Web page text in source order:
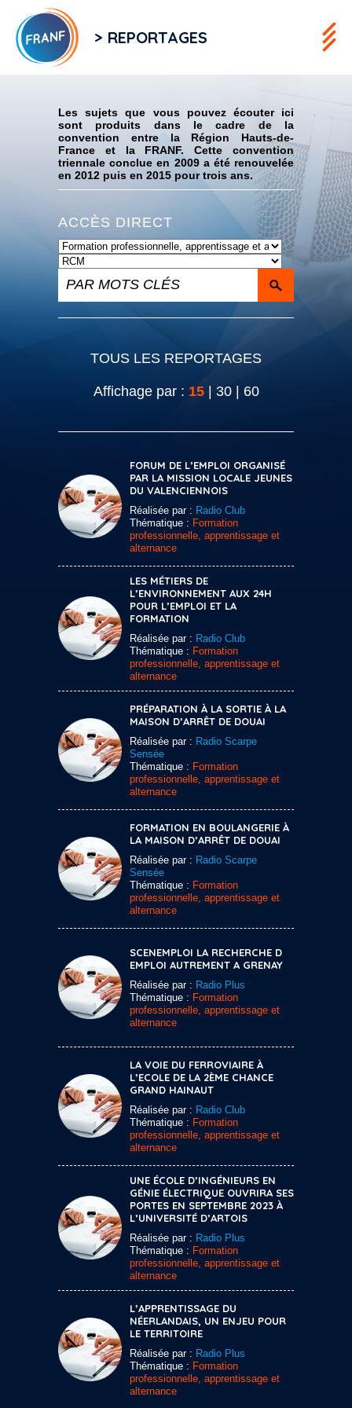
> REPORTAGES
Les sujets que vous pouvez écouter ici
sont produits dans le cadre de la
convention entre la Région Hauts-de-
France et la FRANF. Cette convention
triennale conclue en 2009 a été renouvelée
en 2012 puis en 2015 pour trois ans.
ACCÈS DIRECT
TOUS LES REPORTAGES
Affichage par : 15| 30| 60
FORUM DE L’EMPLOI ORGANISÉ
PAR LA MISSION LOCALE JEUNES
DU VALENCIENNOIS
Réalisée par : Radio Club
Thématique : Formation
professionnelle, apprentissage et
alternance
LES MÉTIERS DE
L’ENVIRONNEMENT AUX 24H
POUR L’EMPLOI ET LA
FORMATION
Réalisée par : Radio Club
Thématique : Formation
professionnelle, apprentissage et
alternance
PRÉPARATION À LA SORTIE À LA
MAISON D’ARRÊT DE DOUAI
Réalisée par : Radio Scarpe
Sensée
Thématique : Formation
professionnelle, apprentissage et
alternance
FORMATION EN BOULANGERIE À
LA MAISON D’ARRÊT DE DOUAI
Réalisée par : Radio Scarpe
Sensée
Thématique : Formation
professionnelle, apprentissage et
alternance
SCENEMPLOI LA RECHERCHE D
EMPLOI AUTREMENT A GRENAY
Réalisée par : Radio Plus
Thématique : Formation
professionnelle, apprentissage et
alternance
LA VOIE DU FERROVIAIRE À
L’ECOLE DE LA 2ÈME CHANCE
GRAND HAINAUT
Réalisée par : Radio Club
Thématique : Formation
professionnelle, apprentissage et
alternance
UNE ÉCOLE D’INGÉNIEURS EN
GÉNIE ÉLECTRIQUE OUVRIRA SES
PORTES EN SEPTEMBRE 2023 À
L’UNIVERSITÉ D’ARTOIS
Réalisée par : Radio Plus
Thématique : Formation
professionnelle, apprentissage et
alternance
L’APPRENTISSAGE DU
NÉERLANDAIS, UN ENJEU POUR
LE TERRITOIRE
Réalisée par : Radio Plus
Thématique : Formation
professionnelle, apprentissage et
alternance